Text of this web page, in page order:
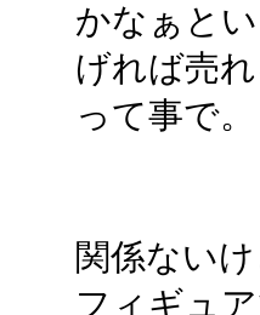
かなぁと
げれば売
って事で。
関係ない
フィギュ